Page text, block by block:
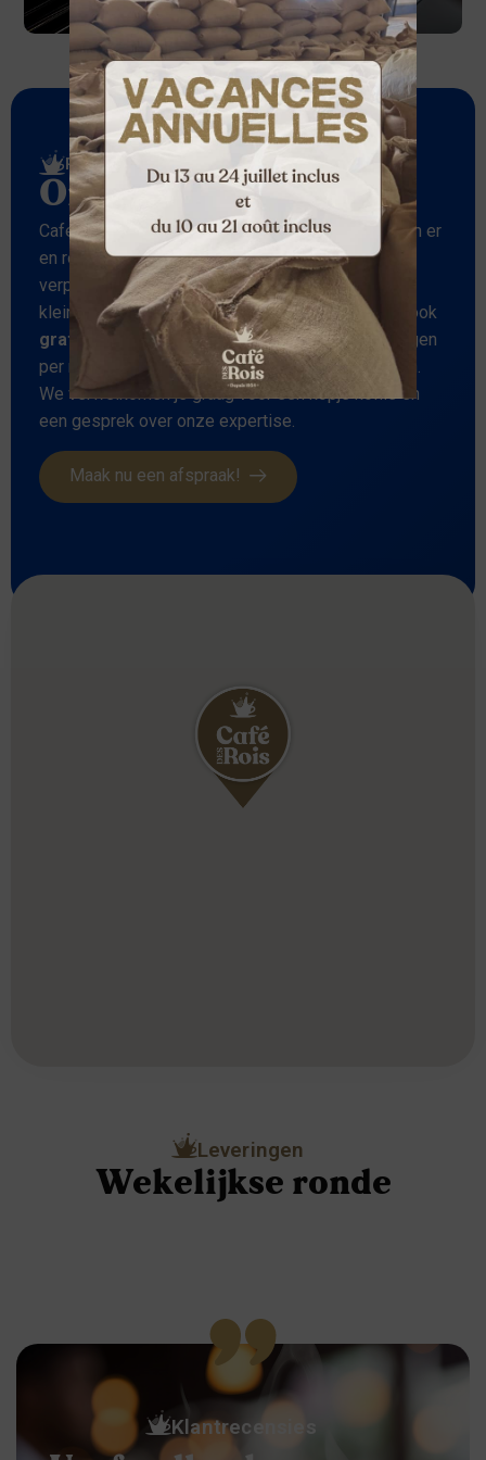
Rue des Grands Arbres 30 à Wangenies
Ons atelier
Café des Rois is ook eenbranderij. We vervoeren er
en roosteren er onze koffie voordat we hem
verpakken en aan onze klanten aanbieden. Deze
kleine ruimte met haar onbeschrijflijke aroma’s is ook
gratis open voor het publiek. Kom drie zaterdagen
per maand onze eeuwenoude methode ontdekken.
We verwelkomen je graag voor een kopje koffie en
een gesprek over onze expertise.
Maak nu een afspraak!
Leveringen
Wekelijkse ronde
Klantrecensies